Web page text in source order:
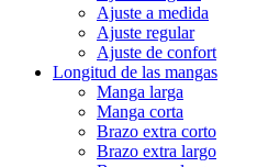
Ajuste a medida
Ajuste regular
Ajuste de confort
Longitud de las mangas
Manga larga
Manga corta
Brazo extra corto
Brazo extra largo